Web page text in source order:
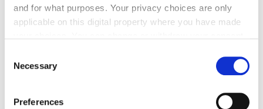
and for what purposes. Your privacy choices are only
applicable on this digital property where you have made
the Privacy trigger icon.
Selection
Necessary
Preferences
Die IHM hat als Leitmesse des Handwerks auch immer
Themen greifen Sie bei den Veranstaltungen des ZDH im
Ein wichtiger Fokus bei der IHM 2019 wird die
Europawahl im Mai sein. Diese wird das politische